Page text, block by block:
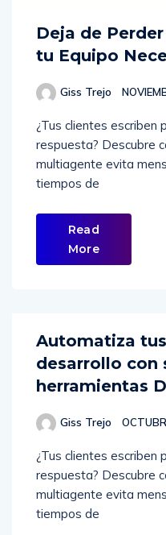
Deja de
tu Equipo
Giss Trejo
¿Tus clientes escriben
respuesta? Descubre
multiagente evita
tiempos de
Read
More
Automatiza
desarrollo con
herramientas
Giss Trejo
¿Tus clientes escriben
respuesta? Descubre
multiagente evita
tiempos de